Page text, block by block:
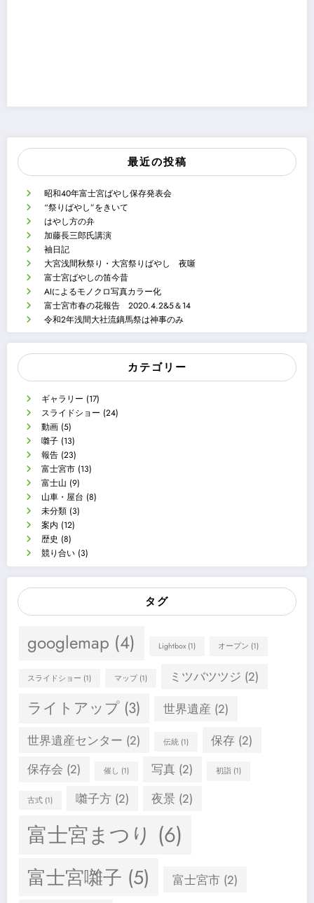
最近の投稿
昭和40年富士宮ばやし保存発表会
“祭りばやし”をきいて
はやし方の弁
加藤長三郎氏講演
袖日記
大宮浅間秋祭り・大宮祭りばやし 夜噺
富士宮ばやしの笛今昔
AIによるモノクロ写真カラー化
富士宮市春の花報告 2020.4.2&5＆14
令和2年浅間大社流鏑馬祭は神事のみ
カテゴリー
ギャラリー (17)
スライドショー (24)
動画 (5)
囃子 (13)
報告 (23)
富士宮市 (13)
富士山 (9)
山車・屋台 (8)
未分類 (3)
案内 (12)
歴史 (8)
競り合い (3)
タグ
googlemap (4) Lightbox(1) オープン (1)
スライドショー (1) マップ(1) ミツバツツジ (2)
ライトアップ (3) 世界遺産 (2)
世界遺産センター (2) 伝統(1) 保存 (2)
保存会 (2) 催し (1) 写真 (2) 初詣(1)
古式 (1) 囃子方(2) 夜景 (2)
富士宮まつり (6)
富士宮囃子 (5) 富士宮市(2)